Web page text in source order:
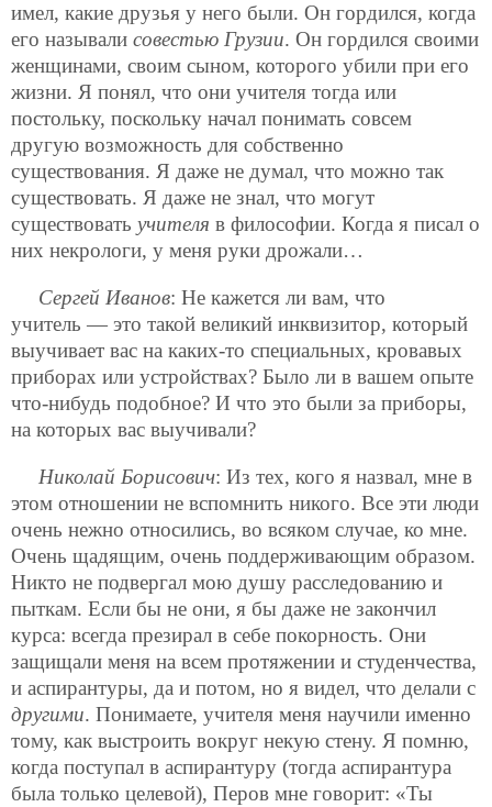
имел, какие друзья у него были. Он гордился, когда
его называли совестью Грузии. Он гордился своими
женщинами, своим сыном, которого убили при его
жизни. Я понял, что они учителя тогда или
постольку, поскольку начал понимать совсем
другую возможность для собственно
существования. Я даже не думал, что можно так
существовать. Я даже не знал, что могут
существовать учителя в философии. Когда я писал о
них некрологи, у меня руки дрожали…
Сергей Иванов: Не кажется ли вам, что
учитель — это такой великий инквизитор, который
выучивает вас на каких-то специальных, кровавых
приборах или устройствах? Было ли в вашем опыте
что-нибудь подобное? И что это были за приборы,
на которых вас выучивали?
Николай Борисович: Из тех, кого я назвал, мне в
этом отношении не вспомнить никого. Все эти люди
очень нежно относились, во всяком случае, ко мне.
Очень щадящим, очень поддерживающим образом.
Никто не подвергал мою душу расследованию и
пыткам. Если бы не они, я бы даже не закончил
курса: всегда презирал в себе покорность. Они
защищали меня на всем протяжении и студенчества,
и аспирантуры, да и потом, но я видел, что делали с
другими. Понимаете, учителя меня научили именно
тому, как выстроить вокруг некую стену. Я помню,
когда поступал в аспирантуру (тогда аспирантура
была только целевой), Перов мне говорит: «Ты